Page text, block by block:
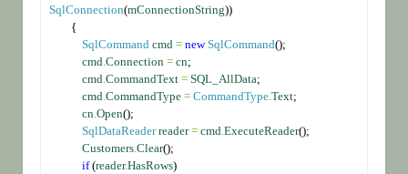
SqlConnection(mConnectionString))
        {
SqlCommand cmd = new SqlCommand();
cmd .Connection = cn;
cmd .CommandText = SQL_AllData;
cmd .CommandType = CommandType .Text;
cn .Open();
SqlDataReader reader = cmd .ExecuteReader();
Customers .Clear();
if (reader.HasRows)